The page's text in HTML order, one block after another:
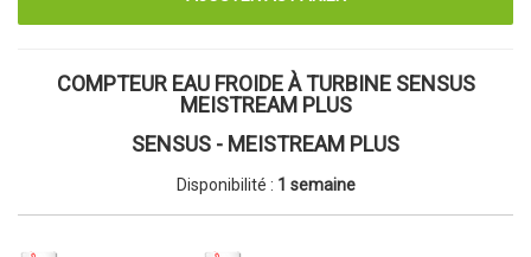
COMPTEUR EAU FROIDE À TURBINE SENSUS
MEISTREAM PLUS
SENSUS - MEISTREAM PLUS
Disponibilité : 1 semaine